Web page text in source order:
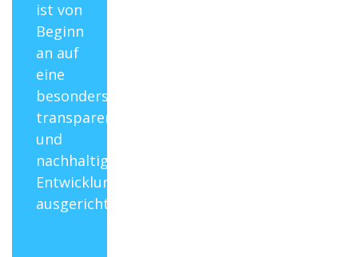
ist von
Beginn
an auf
eine
besonders
transparente
und
nachhaltige
Entwicklungsförderung
ausgerichtet.